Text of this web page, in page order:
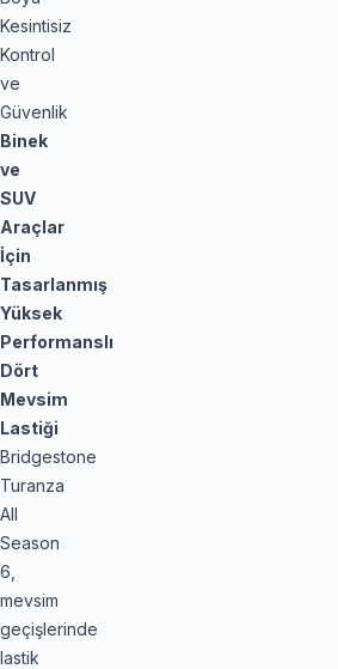
Kesintisiz
Kontrol
ve
Güvenlik
Binek
ve
SUV
Araçlar
İçin
Tasarlanmış
Yüksek
Performanslı
Dört
Mevsim
Lastiği
Bridgestone
Turanza
All
Season
6,
mevsim
geçişlerinde
lastik